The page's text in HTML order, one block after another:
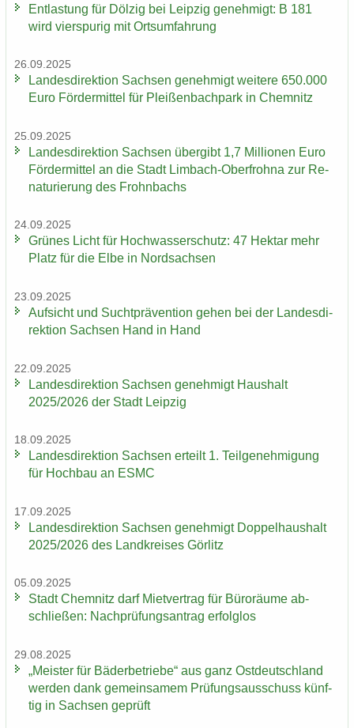
Ent­las­tung für Döl­zig bei Leip­zig ge­neh­migt: B 181
wird vier­spu­rig mit Orts­um­fah­rung
26.09.2025
Lan­des­di­rek­ti­on Sach­sen ge­neh­migt wei­te­re 650.000
Euro För­der­mit­tel für Plei­ßen­bach­park in Chem­nitz
25.09.2025
Lan­des­di­rek­ti­on Sach­sen über­gibt 1,7 Mil­lio­nen Euro
För­der­mit­tel an die Stadt Limbach-​Oberfrohna zur Re­
na­tu­rie­rung des Frohn­bachs
24.09.2025
Grü­nes Licht für Hoch­was­ser­schutz: 47 Hekt­ar mehr
Platz für die Elbe in Nord­sach­sen
23.09.2025
Auf­sicht und Sucht­prä­ven­ti­on gehen bei der Lan­des­di­
rek­ti­on Sach­sen Hand in Hand
22.09.2025
Lan­des­di­rek­ti­on Sach­sen ge­neh­migt Haus­halt
2025/2026 der Stadt Leip­zig
18.09.2025
Lan­des­di­rek­ti­on Sach­sen er­teilt 1. Teil­ge­neh­mi­gung
für Hoch­bau an ESMC
17.09.2025
Lan­des­di­rek­ti­on Sach­sen ge­neh­migt Dop­pel­haus­halt
2025/2026 des Land­krei­ses Gör­litz
05.09.2025
Stadt Chem­nitz darf Miet­ver­trag für Bü­ro­räu­me ab­
schlie­ßen: Nach­prü­fungs­an­trag er­folg­los
29.08.2025
„Meis­ter für Bä­der­be­trie­be“ aus ganz Ost­deutsch­land
wer­den dank ge­mein­sa­mem Prü­fungs­aus­schuss künf­
tig in Sach­sen ge­prüft